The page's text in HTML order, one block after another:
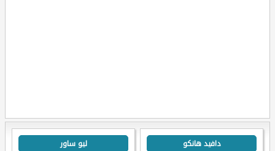
دافيد هانكو ليو ساور